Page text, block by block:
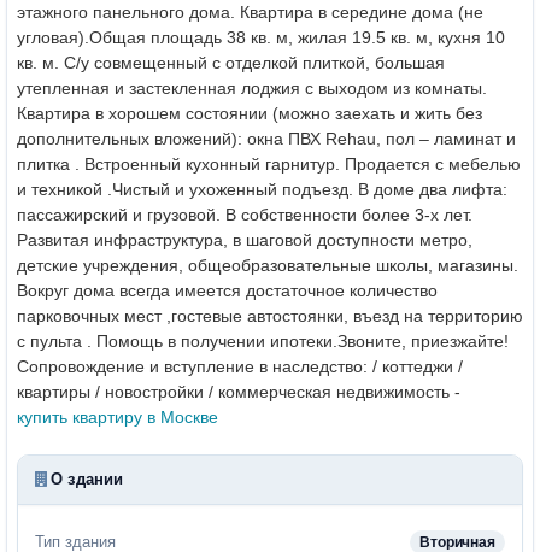
этажного панельного дома. Квартира в середине дома (не
угловая).Общая площадь 38 кв. м, жилая 19.5 кв. м, кухня 10
кв. м. С/у совмещенный с отделкой плиткой, большая
утепленная и застекленная лоджия с выходом из комнаты.
Квартира в хорошем состоянии (можно заехать и жить без
дополнительных вложений): окна ПВХ Rehau, пол – ламинат и
плитка . Встроенный кухонный гарнитур. Продается с мебелью
и техникой .Чистый и ухоженный подъезд. В доме два лифта:
пассажирский и грузовой. В собственности более 3-х лет.
Развитая инфраструктура, в шаговой доступности метро,
детские учреждения, общеобразовательные школы, магазины.
Вокруг дома всегда имеется достаточное количество
парковочных мест ,гостевые автостоянки, въезд на территорию
с пульта . Помощь в получении ипотеки.Звоните, приезжайте!
Сопровождение и вступление в наследство: / коттеджи /
квартиры / новостройки / коммерческая недвижимость -
купить квартиру в Москве
О здании
Тип здания Вторичная